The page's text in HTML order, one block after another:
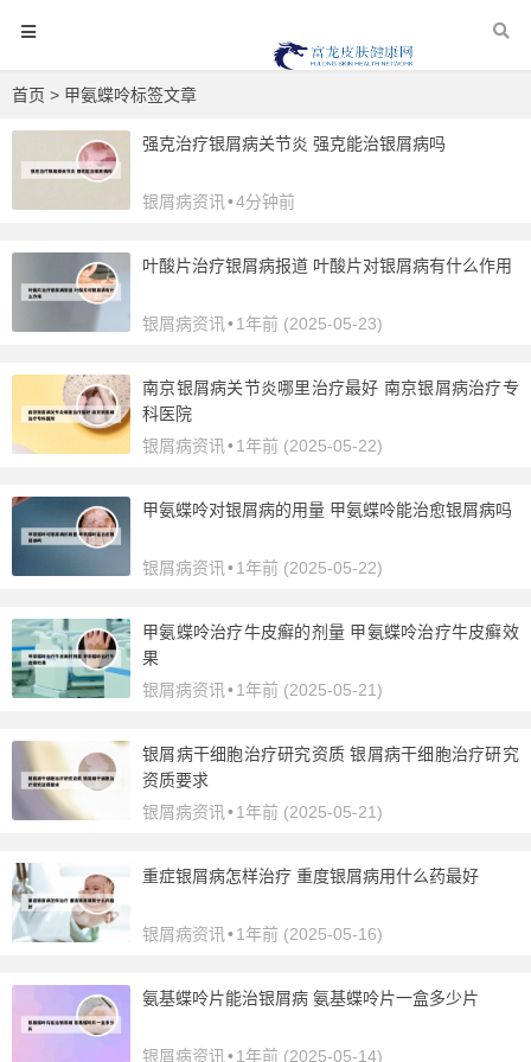
首页 > 甲氨蝶呤标签文章
强克治疗银屑病关节炎 强克能治银屑病吗
银屑病资讯 •4分钟前
叶酸片治疗银屑病报道 叶酸片对银屑病有什么作用
银屑病资讯 •1年前 (2025-05-23)
南京银屑病关节炎哪里治疗最好 南京银屑病治疗专
科医院
银屑病资讯 •1年前 (2025-05-22)
甲氨蝶呤对银屑病的用量 甲氨蝶呤能治愈银屑病吗
银屑病资讯 •1年前 (2025-05-22)
甲氨蝶呤治疗牛皮癣的剂量 甲氨蝶呤治疗牛皮癣效
果
银屑病资讯 •1年前 (2025-05-21)
银屑病干细胞治疗研究资质 银屑病干细胞治疗研究
资质要求
银屑病资讯 •1年前 (2025-05-21)
重症银屑病怎样治疗 重度银屑病用什么药最好
银屑病资讯 •1年前 (2025-05-16)
氨基蝶呤片能治银屑病 氨基蝶呤片一盒多少片
银屑病资讯 •1年前 (2025-05-14)